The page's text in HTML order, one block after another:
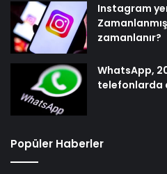
Instagram
zamanlanır?
WhatsApp,
telefonlarda
Popüler Haberler